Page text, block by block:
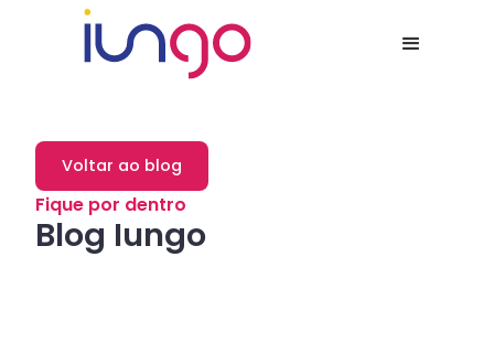
Fique por dentro
Blog Iungo
Voltar ao blog